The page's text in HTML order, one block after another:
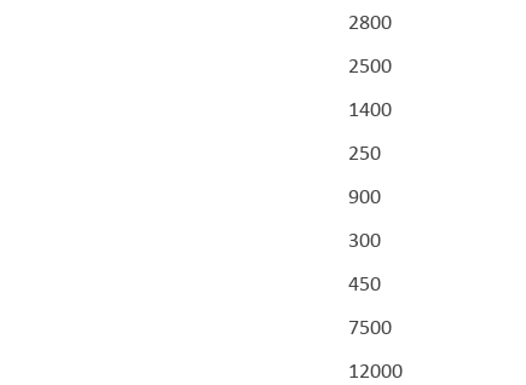
2800
2500
1400
250
900
300
450
7500
12000